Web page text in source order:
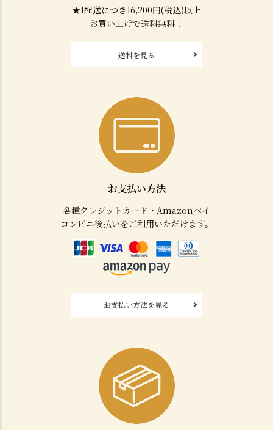
★1配送につき16,200円(税込)以上
お買い上げで送料無料！
送料を見る
お支払い方法
各種クレジットカード・Amazonペイ
コンビニ後払いをご利用いただけます。
お支払い方法を見る